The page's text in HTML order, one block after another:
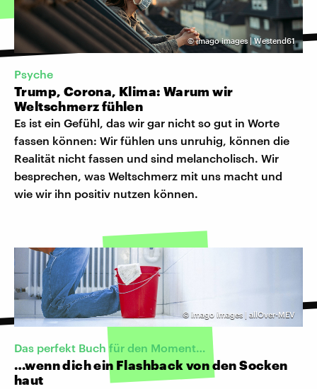
©imago images | Westend61
Psyche
Trump, Corona, Klima: Warum wir
Weltschmerz fühlen
Es ist ein Gefühl, das wir gar nicht so gut in Worte
fassen können: Wir fühlen uns unruhig, können die
Realität nicht fassen und sind melancholisch. Wir
besprechen, was Weltschmerz mit uns macht und
wie wir ihn positiv nutzen können.
© imago images | allOver-MEV
Das perfekt Buch für den Moment…
…wenn dich ein Flashback von den Socken
haut